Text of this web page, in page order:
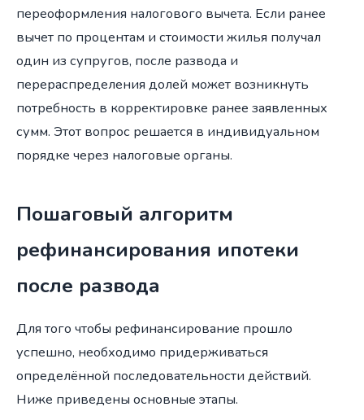
переоформления налогового вычета. Если ранее
вычет по процентам и стоимости жилья получал
один из супругов, после развода и
перераспределения долей может возникнуть
потребность в корректировке ранее заявленных
сумм. Этот вопрос решается в индивидуальном
порядке через налоговые органы.
Пошаговый алгоритм
рефинансирования ипотеки
после развода
Для того чтобы рефинансирование прошло
успешно, необходимо придерживаться
определённой последовательности действий.
Ниже приведены основные этапы.